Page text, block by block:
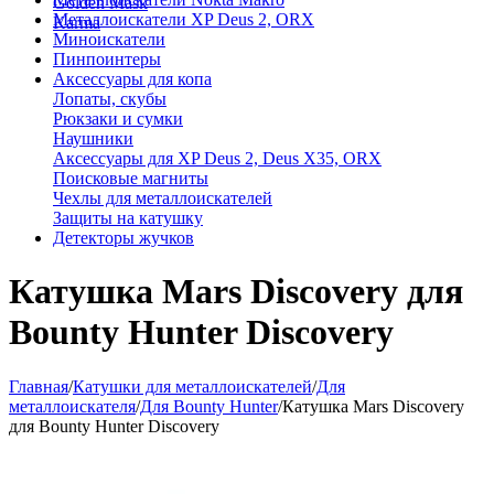
Karma
Металлоискатели XP Deus 2, ORX
Миноискатели
Пинпоинтеры
Аксессуары для копа
Лопаты, скубы
Рюкзаки и сумки
Наушники
Аксессуары для XP Deus 2, Deus X35, ORX
Поисковые магниты
Чехлы для металлоискателей
Защиты на катушку
Детекторы жучков
Катушка Mars Discovery для
Bounty Hunter Discovery
Главная/Катушки для металлоискателей/Для
металлоискателя/Для Bounty Hunter/Катушка Mars Discovery
для Bounty Hunter Discovery